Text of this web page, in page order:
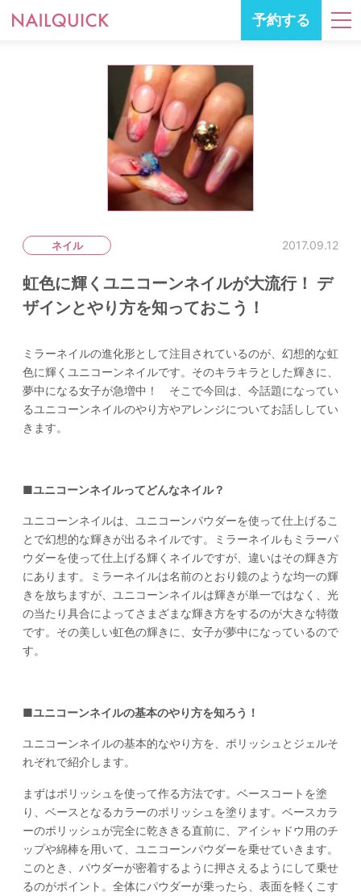
予約する
ネイル 2017.09.12
虹色に輝くユニコーンネイルが大流行！ デ
ザインとやり方を知っておこう！
ミラーネイルの進化形として注目されているのが、幻想的な虹
色に輝くユニコーンネイルです。そのキラキラとした輝きに、
夢中になる女子が急増中！ そこで今回は、今話題になってい
るユニコーンネイルのやり方やアレンジについてお話ししてい
きます。
■ユニコーンネイルってどんなネイル？
ユニコーンネイルは、ユニコーンパウダーを使って仕上げるこ
とで幻想的な輝きが出るネイルです。ミラーネイルもミラーパ
ウダーを使って仕上げる輝くネイルですが、違いはその輝き方
にあります。ミラーネイルは名前のとおり鏡のような均一の輝
きを放ちますが、ユニコーンネイルは輝きが単一ではなく、光
の当たり具合によってさまざまな輝き方をするのが大きな特徴
です。その美しい虹色の輝きに、女子が夢中になっているので
す。
■ユニコーンネイルの基本のやり方を知ろう！
ユニコーンネイルの基本的なやり方を、ポリッシュとジェルそ
れぞれで紹介します。
まずはポリッシュを使って作る方法です。ベースコートを塗
り、ベースとなるカラーのポリッシュを塗ります。ベースカラ
ーのポリッシュが完全に乾ききる直前に、アイシャドウ用のチ
ップや綿棒を用いて、ユニコーンパウダーを乗せていきます。
このとき、パウダーが密着するように押さえるようにして乗せ
るのがポイント。全体にパウダーが乗ったら、表面を軽くこす